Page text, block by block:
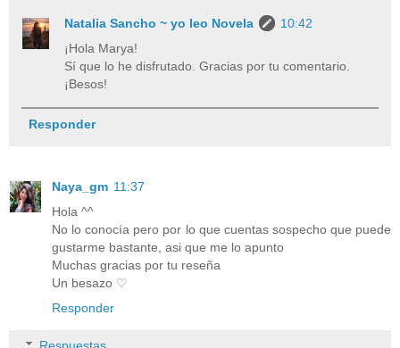
Natalia Sancho ~ yo leo Novela
10:42
¡Hola Marya!
Sí que lo he disfrutado. Gracias por tu comentario.
¡Besos!
Responder
Naya_gm 11:37
Hola ^^
No lo conocía pero por lo que cuentas sospecho que puede
gustarme bastante, asi que me lo apunto
Muchas gracias por tu reseña
Un besazo ♡
Responder